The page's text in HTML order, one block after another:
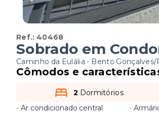
Ref.:40468
Sobrado em
Caminho da Eulália - Bento Gonçalves/
Cômodos e
2 Dormitórios
• Ar condicionado central •